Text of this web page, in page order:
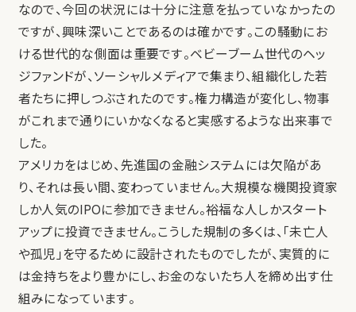
なので、今回の状況には十分に注意を払っていなかったの
ですが、興味深いことであるのは確かです。この騒動にお
ける世代的な側面は重要です。ベビーブーム世代のヘッ
ジファンドが、ソーシャルメディアで集まり、組織化した若
者たちに押しつぶされたのです。権力構造が変化し、物事
がこれまで通りにいかなくなると実感するような出来事で
した。
アメリカをはじめ、先進国の金融システムには欠陥があ
り、それは長い間、変わっていません。大規模な機関投資家
しか人気のIPOに参加できません。裕福な人しかスタート
アップに投資できません。こうした規制の多くは、「未亡人
や孤児」を守るために設計されたものでしたが、実質的に
は金持ちをより豊かにし、お金のないたち人を締め出す仕
組みになっています。